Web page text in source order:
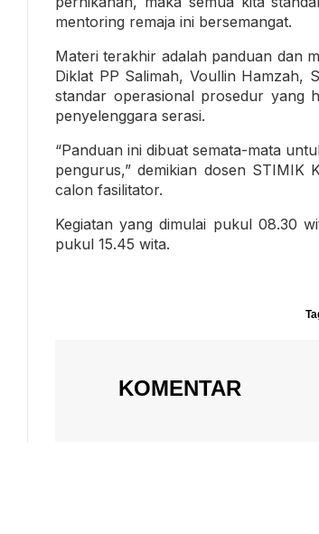
mentoring remaja ini bersemangat.
Materi terakhir adalah panduan dan
Diklat PP Salimah, Voullin Hamzah,
standar operasional prosedur yang
penyelenggara serasi.
“Panduan ini dibuat semata-mata
pengurus,” demikian dosen STIMIK
calon fasilitator.
Kegiatan yang dimulai pukul 08.30
pukul 15.45 wita.
KOMENTAR